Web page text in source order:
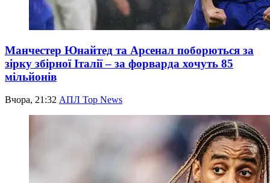
Манчестер Юнайтед та Арсенал поборються за
зірку збірної Італії – за форварда хочуть 85
мільйонів
Вчора, 21:32 АПЛ Top News